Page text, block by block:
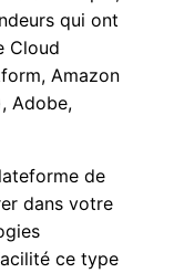
qui ont
Cloud
Amazon
Adobe,
de
dans votre
ce type